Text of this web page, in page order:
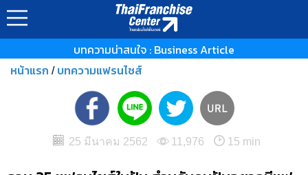
บทความน่าสนใจ : Business Article
หน้าแรก / บทความแฟรนไชส์
25 มีนาคม 2562 11,976 15 min